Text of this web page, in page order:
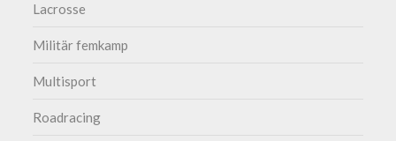
Lacrosse
Militär femkamp
Multisport
Roadracing